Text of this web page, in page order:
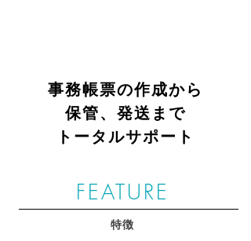
事務帳票の作成から
保管、発送まで
トータルサポート
​FEATURE
特徴